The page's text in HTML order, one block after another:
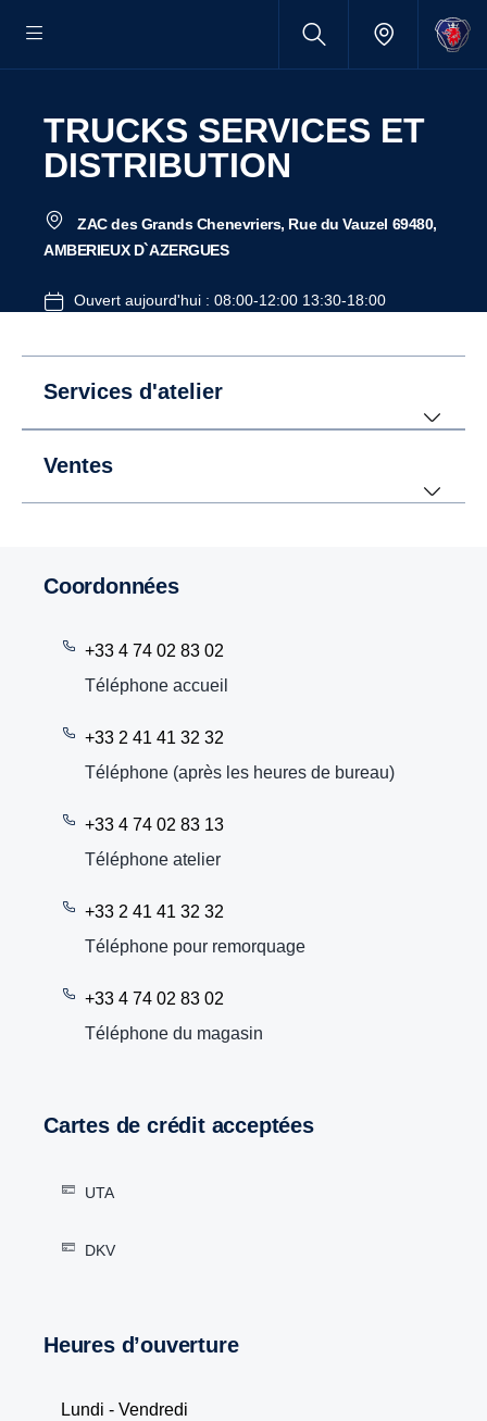
TRUCKS SERVICES ET
DISTRIBUTION
ZAC des Grands Chenevriers, Rue du Vauzel 69480,
AMBERIEUX D`AZERGUES
Ouvert aujourd'hui : 08:00-12:00 13:30-18:00
Services d'atelier
Ventes
Coordonnées
+33 4 74 02 83 02
Téléphone accueil
+33 2 41 41 32 32
Téléphone (après les heures de bureau)
+33 4 74 02 83 13
Téléphone atelier
+33 2 41 41 32 32
Téléphone pour remorquage
+33 4 74 02 83 02
Téléphone du magasin
Cartes de crédit acceptées
UTA
DKV
Heures d’ouverture
Lundi - Vendredi